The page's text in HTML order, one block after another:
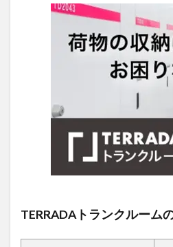
TERRADAトランクルーム